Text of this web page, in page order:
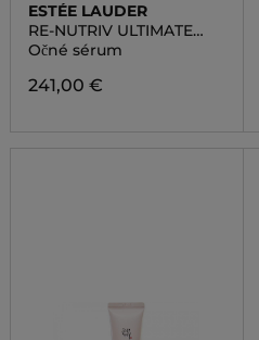
ESTÉE LAUDER
RE-NUTRIV ULTIMATE
DIAMOND
TRANSFORMATIVE EYE
SERUM
Očné sérum
241,00 €